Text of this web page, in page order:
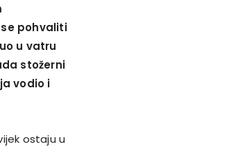
pohvaliti
u vatru
stožerni
vodio i
ostaju u